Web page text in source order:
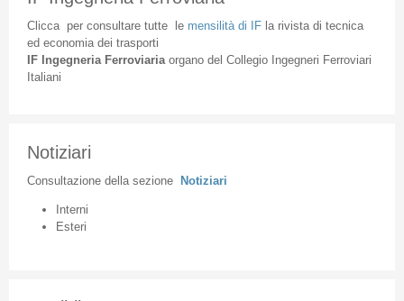
Cliccaper consultare tuttele mensilità di IFla rivista di tecnica
ed economia dei trasporti
IF Ingegneria Ferroviaria organodel Collegio Ingegneri Ferroviari
Italiani
Notiziari
Consultazione della sezione Notiziari
Interni
Esteri